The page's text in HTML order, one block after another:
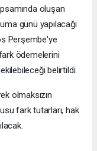
oluşan
günü yapılacağı
Perşembe'ye
ödemelerini
belirtildi.
olmaksızın
fark tutarları, hak